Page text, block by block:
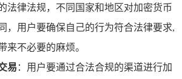
法律法规，不同国家和地区对加密货币
，用户要确保自己的行为符合法律要求,
来不必要的麻烦。
易 ：用户要通过合法合规的渠道进行加